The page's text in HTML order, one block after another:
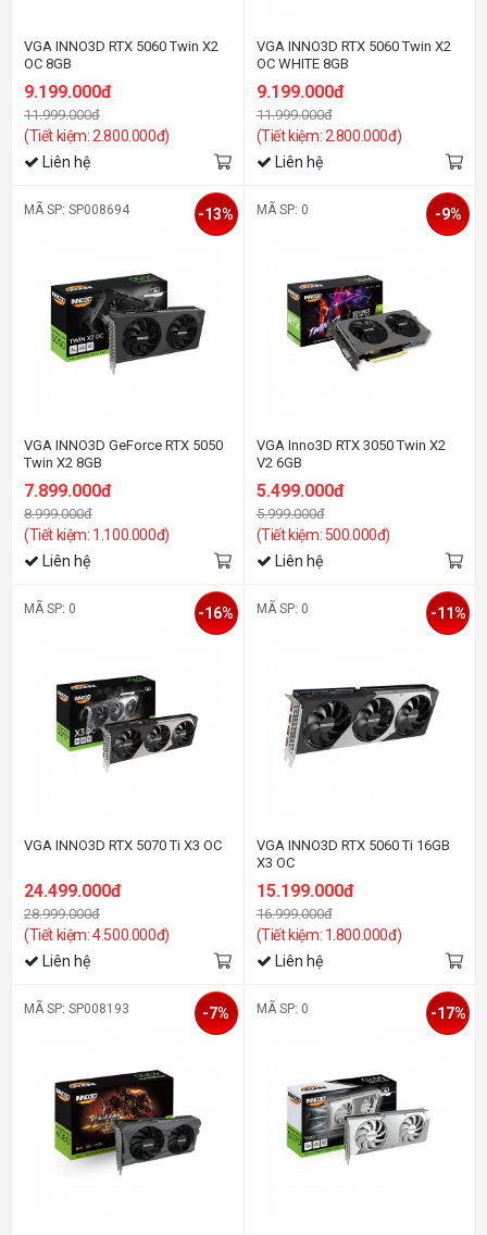
VGA INNO3D RTX 5060 Twin X2
OC 8GB
9.199.000đ
11.999.000đ
(Tiết kiệm: 2.800.000đ)
Liên hệ
VGA INNO3D RTX 5060 Twin X2
OC WHITE 8GB
9.199.000đ
11.999.000đ
(Tiết kiệm: 2.800.000đ)
Liên hệ
MÃ SP: SP008694
VGA INNO3D GeForce RTX 5050
Twin X2 8GB
7.899.000đ
8.999.000đ
(Tiết kiệm: 1.100.000đ)
-13%
Liên hệ
MÃ SP: 0
VGA Inno3D RTX 3050 Twin X2
V2 6GB
5.499.000đ
5.999.000đ
(Tiết kiệm: 500.000đ)
-9%
Liên hệ
MÃ SP: 0
VGA INNO3D RTX 5070 Ti X3 OC
24.499.000đ
28.999.000đ
(Tiết kiệm: 4.500.000đ)
-16%
Liên hệ
MÃ SP: 0
VGA INNO3D RTX 5060 Ti 16GB
X3 OC
15.199.000đ
16.999.000đ
(Tiết kiệm: 1.800.000đ)
-11%
Liên hệ
MÃ SP: SP008193 -7% MÃ SP: 0 -17%